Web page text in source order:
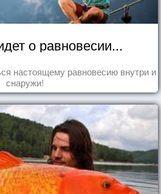
о равновесии...
настоящему равновесию внутри и
снаружи!